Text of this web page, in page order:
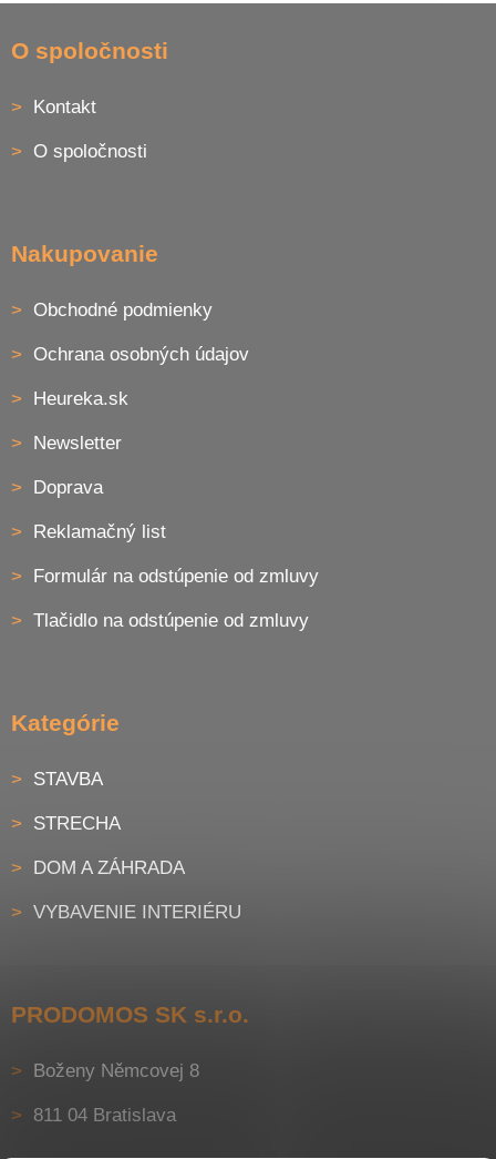
O spoločnosti
Kontakt
O spoločnosti
Nakupovanie
Obchodné podmienky
Ochrana osobných údajov
Heureka.sk
Newsletter
Doprava
Reklamačný list
Formulár na odstúpenie od zmluvy
Tlačidlo na odstúpenie od zmluvy
Kategórie
STAVBA
STRECHA
DOM A ZÁHRADA
VYBAVENIE INTERIÉRU
PRODOMOS SK s.r.o.
Boženy Němcovej 8
811 04 Bratislava